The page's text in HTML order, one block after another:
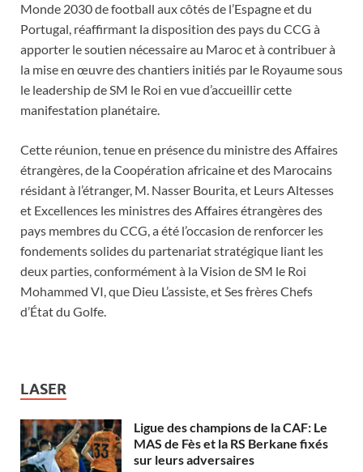
Monde 2030 de football aux côtés de l’Espagne et du
Portugal, réaffirmant la disposition des pays du CCG à
apporter le soutien nécessaire au Maroc et à contribuer à
la mise en œuvre des chantiers initiés par le Royaume sous
le leadership de SM le Roi en vue d’accueillir cette
manifestation planétaire.
Cette réunion, tenue en présence du ministre des Affaires
étrangères, de la Coopération africaine et des Marocains
résidant à l’étranger, M. Nasser Bourita, et Leurs Altesses
et Excellences les ministres des Affaires étrangères des
pays membres du CCG, a été l’occasion de renforcer les
fondements solides du partenariat stratégique liant les
deux parties, conformément à la Vision de SM le Roi
Mohammed VI, que Dieu L’assiste, et Ses frères Chefs
d’État du Golfe.
LASER
Ligue des champions de la CAF: Le
MAS de Fès et la RS Berkane fixés
sur leurs adversaires